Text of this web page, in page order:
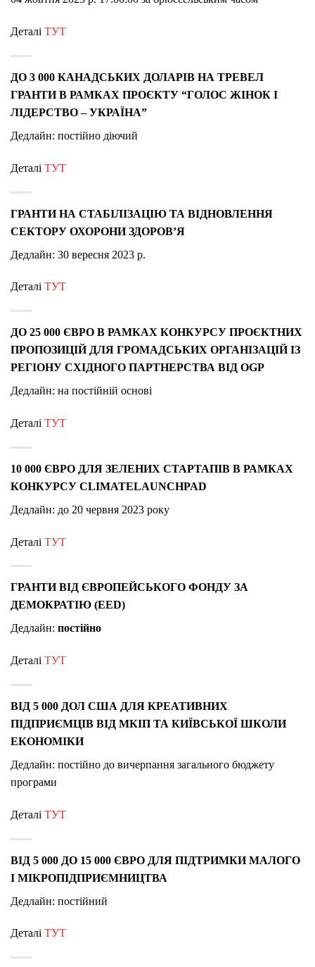
Деталі ТУТ
ДО 3 000 КАНАДСЬКИХ ДОЛАРІВ НА ТРЕВЕЛ
ГРАНТИ В РАМКАХ ПРОЄКТУ “ГОЛОС ЖІНОК І
ЛІДЕРСТВО – УКРАЇНА”
Дедлайн: постійно діючий
Деталі ТУТ
ГРАНТИ НА СТАБІЛІЗАЦІЮ ТА ВІДНОВЛЕННЯ
СЕКТОРУ ОХОРОНИ ЗДОРОВ’Я
Дедлайн: 30 вересня 2023 р.
Деталі ТУТ
ДО 25 000 ЄВРО В РАМКАХ КОНКУРСУ ПРОЄКТНИХ
ПРОПОЗИЦІЙ ДЛЯ ГРОМАДСЬКИХ ОРГАНІЗАЦІЙ ІЗ
РЕГІОНУ СХІДНОГО ПАРТНЕРСТВА ВІД OGP
Дедлайн: на постійній основі
Деталі ТУТ
10 000 ЄВРО ДЛЯ ЗЕЛЕНИХ СТАРТАПІВ В РАМКАХ
КОНКУРСУ CLIMATELAUNCHPAD
Дедлайн: до 20 червня 2023 року
Деталі ТУТ
ГРАНТИ ВІД ЄВРОПЕЙСЬКОГО ФОНДУ ЗА
ДЕМОКРАТІЮ (EED)
Дедлайн: постійно
Деталі ТУТ
ВІД 5 000 ДОЛ США ДЛЯ КРЕАТИВНИХ
ПІДПРИЄМЦІВ ВІД МКІП ТА КИЇВСЬКОЇ ШКОЛИ
ЕКОНОМІКИ
Дедлайн: постійно до вичерпання загального бюджету
програми
Деталі ТУТ
ВІД 5 000 ДО 15 000 ЄВРО ДЛЯ ПІДТРИМКИ МАЛОГО
І МІКРОПІДПРИЄМНИЦТВА
Дедлайн: постійний
Деталі ТУТ